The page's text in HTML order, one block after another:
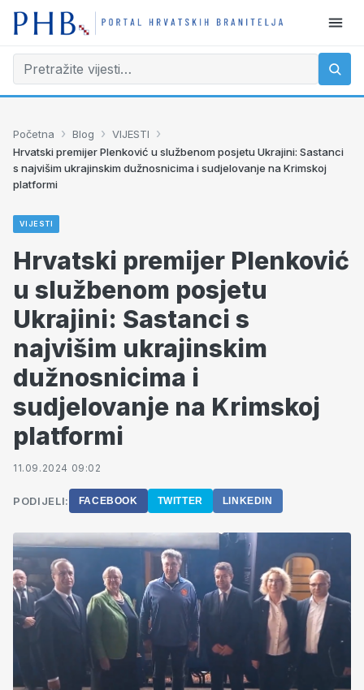
Početna › Blog › VIJESTI ›
Hrvatski premijer Plenković u službenom posjetu Ukrajini: Sastanci
s najvišim ukrajinskim dužnosnicima i sudjelovanje na Krimskoj
platformi
VIJESTI
Hrvatski premijer Plenković
u službenom posjetu
Ukrajini: Sastanci s
najvišim ukrajinskim
dužnosnicima i
sudjelovanje na Krimskoj
platformi
11.09.2024 09:02
PODIJELI: FACEBOOK TWITTER LINKEDIN